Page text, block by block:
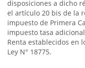
disposiciones a dicho
el artículo 20 bis de la
impuesto de Primera
impuesto tasa
Renta establecidos en
Ley N° 18775.